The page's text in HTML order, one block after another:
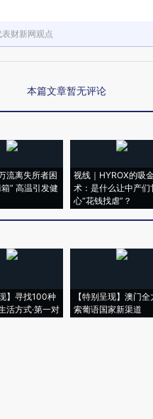
财新网观点
本篇文章暂无评论
流离失所者困
” 高温引发健
视线｜HYROX的吸
术：是什么让中产们
心“花钱找虐”？
】寻找100种
活方式·第一对
【特别呈现】澳门全
索葡语国家新渠道